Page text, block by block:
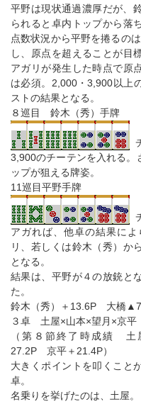
平野は現状通過濃厚だが、
られると卓内トップから落
点数状況から平野を捲るの
し、原点を超えることが目
アガリが発生した時点で原
は必須。2,000・3,900以上
ストの結果となる。
８巡目 鈴木（秀）手牌
3,900のチーテンを入れる。
ップが狙える牌姿。
11巡目平野手牌
アガれば、他卓の結果に
リ、若しくは鈴木（秀）か
となる。
結果は、平野が４の放銃と
た。
鈴木（秀）＋13.6P 大橋
３卓 土屋×山本×望月×京平
（第８節終了時成績
27.2P 京平＋21.4P）
大きくポイントを叩くこと
卓。
名乗りを挙げたのは、土屋。